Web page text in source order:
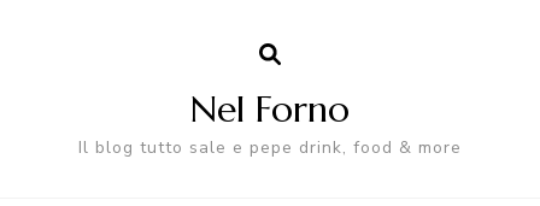
Nel Forno
Il blog tutto sale e pepe drink, food & more